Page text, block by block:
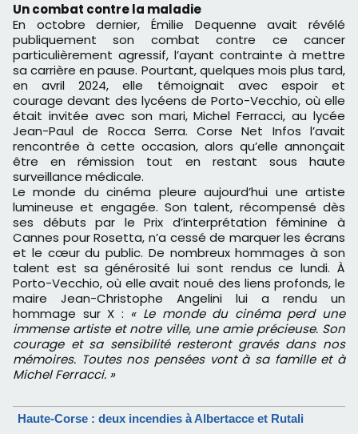
Un combat contre la maladie
En octobre dernier, Émilie Dequenne avait révélé
publiquement son combat contre ce cancer
particulièrement agressif, l’ayant contrainte à mettre
sa carrière en pause. Pourtant, quelques mois plus tard,
en avril 2024, elle témoignait avec espoir et
courage devant des lycéens de Porto-Vecchio, où elle
était invitée avec son mari, Michel Ferracci, au lycée
Jean-Paul de Rocca Serra. Corse Net Infos l’avait
rencontrée à cette occasion, alors qu’elle annonçait
être en rémission tout en restant sous haute
surveillance médicale.
Le monde du cinéma pleure aujourd’hui une artiste
lumineuse et engagée. Son talent, récompensé dès
ses débuts par le Prix d’interprétation féminine à
Cannes pour Rosetta, n’a cessé de marquer les écrans
et le cœur du public. De nombreux hommages à son
talent est sa générosité lui sont rendus ce lundi. À
Porto-Vecchio, où elle avait noué des liens profonds, le
maire Jean-Christophe Angelini lui a rendu un
hommage sur X : « Le monde du cinéma perd une
immense artiste et notre ville, une amie précieuse. Son
courage et sa sensibilité resteront gravés dans nos
mémoires. Toutes nos pensées vont à sa famille et à
Michel Ferracci. »
Haute-Corse : deux incendies à Albertacce et Rutali